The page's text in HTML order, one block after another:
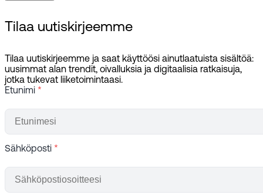
Tilaa uutiskirjeemme
Tilaa uutiskirjeemme ja saat käyttöösi ainutlaatuista sisältöä:
uusimmat alan trendit, oivalluksia ja digitaalisia ratkaisuja,
jotka tukevat liiketoimintaasi.
Etunimi *
Sähköposti *